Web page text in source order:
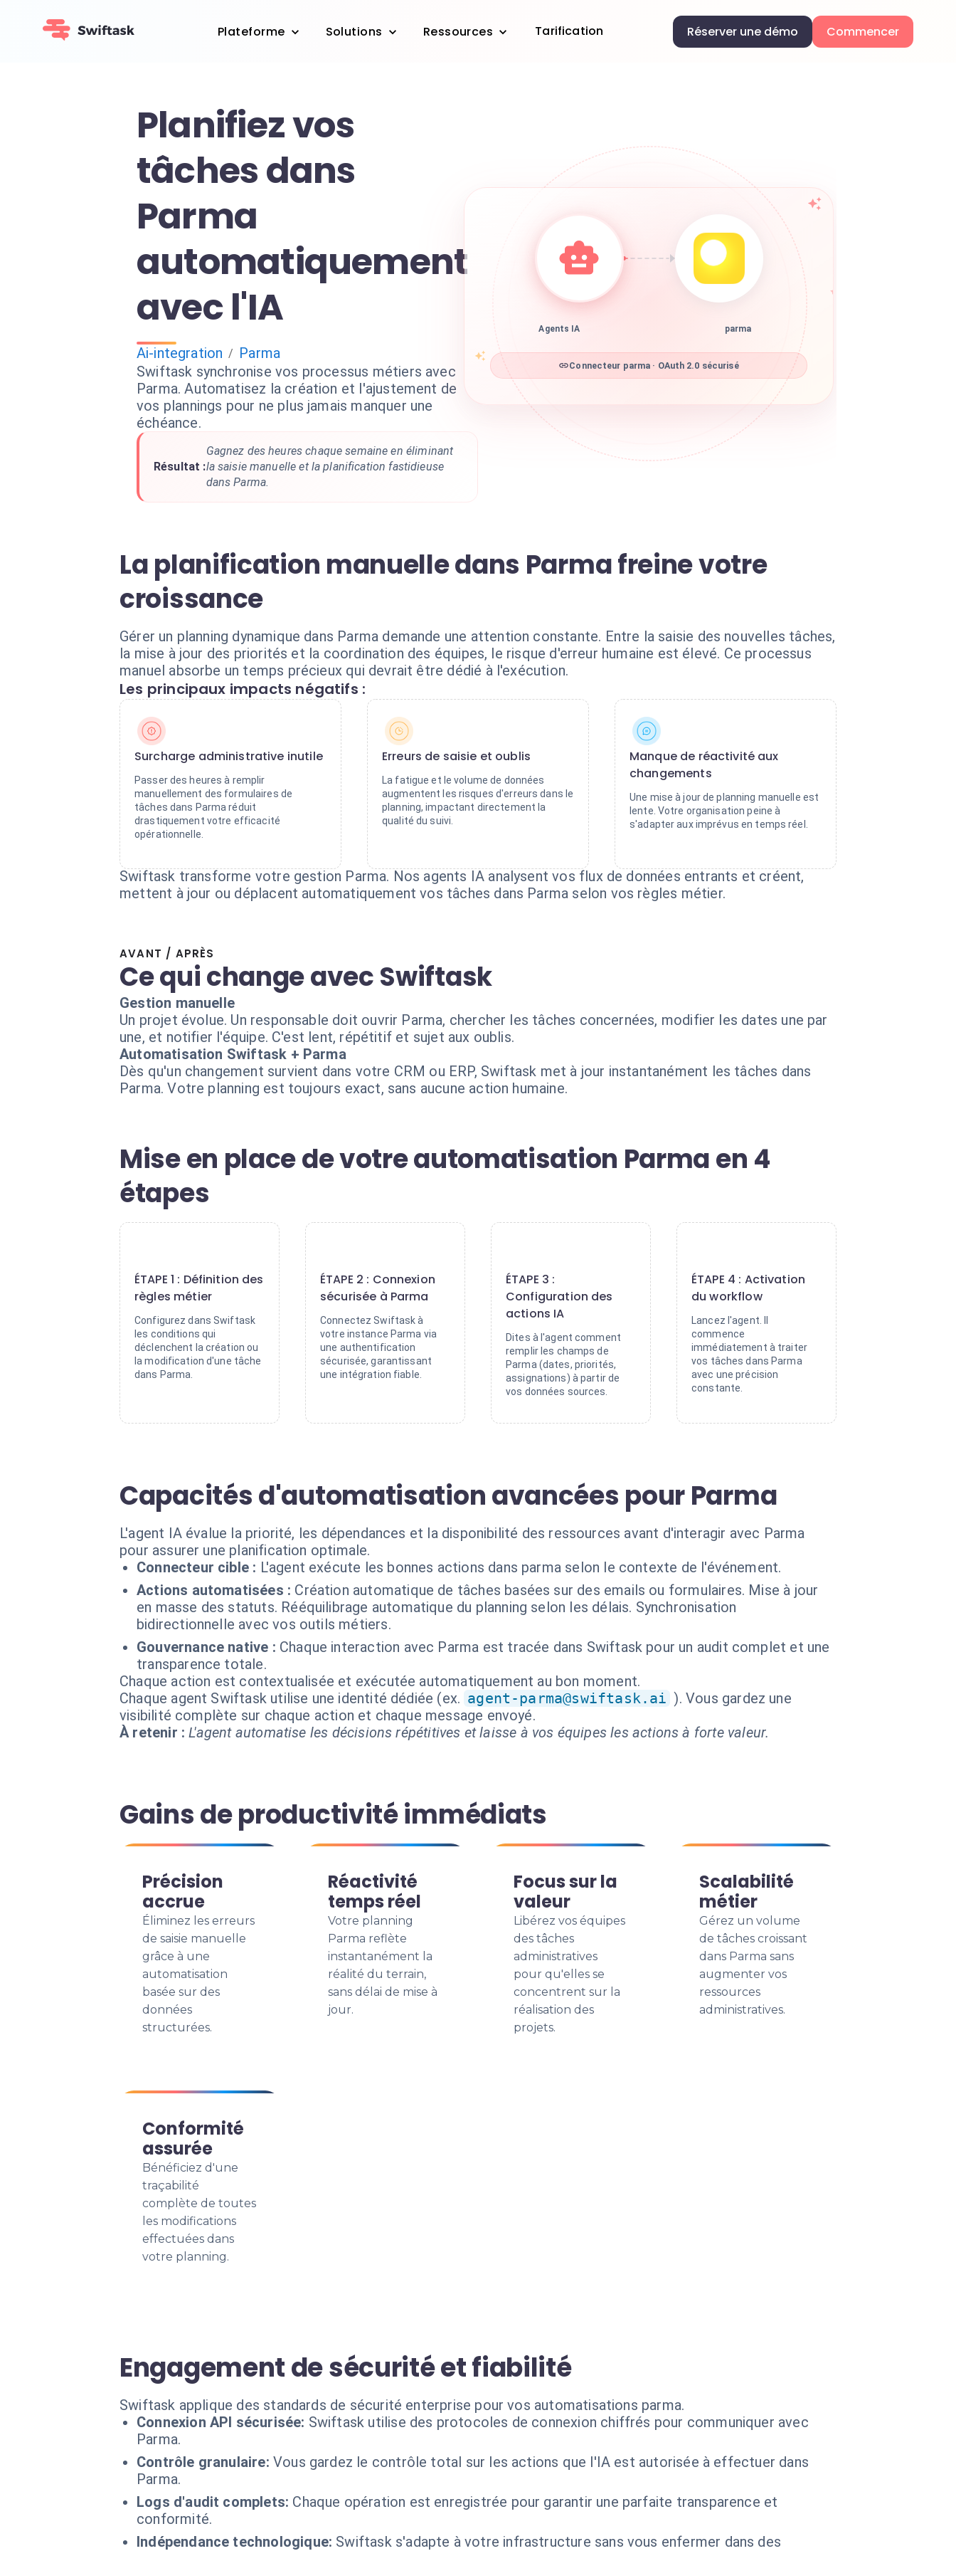
Plateforme Solutions Ressources Tarification Réserver une démo Commencer
Planifiez vos
tâches dans
Parma
automatiquement
avec l'IA
Ai-integration / Parma
Swiftask synchronise vos processus métiers avec
Parma. Automatisez la création et l'ajustement de
vos plannings pour ne plus jamais manquer une
échéance.
Résultat :
Gagnez des heures chaque semaine en éliminant
la saisie manuelle et la planification fastidieuse
dans Parma.
Agents IA parma
Connecteur parma · OAuth 2.0 sécurisé
La planification manuelle dans Parma freine votre
croissance
Gérer un planning dynamique dans Parma demande une attention constante. Entre la saisie des nouvelles tâches,
la mise à jour des priorités et la coordination des équipes, le risque d'erreur humaine est élevé. Ce processus
manuel absorbe un temps précieux qui devrait être dédié à l'exécution.
Les principaux impacts négatifs :
Surcharge administrative inutile
Passer des heures à remplir
manuellement des formulaires de
tâches dans Parma réduit
drastiquement votre efficacité
opérationnelle.
Erreurs de saisie et oublis
La fatigue et le volume de données
augmentent les risques d'erreurs dans le
planning, impactant directement la
qualité du suivi.
Manque de réactivité aux
changements
Une mise à jour de planning manuelle est
lente. Votre organisation peine à
s'adapter aux imprévus en temps réel.
Swiftask transforme votre gestion Parma. Nos agents IA analysent vos flux de données entrants et créent,
mettent à jour ou déplacent automatiquement vos tâches dans Parma selon vos règles métier.
AVANT / APRÈS
Ce qui change avec Swiftask
Gestion manuelle
Un projet évolue. Un responsable doit ouvrir Parma, chercher les tâches concernées, modifier les dates une par
une, et notifier l'équipe. C'est lent, répétitif et sujet aux oublis.
Automatisation Swiftask + Parma
Dès qu'un changement survient dans votre CRM ou ERP, Swiftask met à jour instantanément les tâches dans
Parma. Votre planning est toujours exact, sans aucune action humaine.
Mise en place de votre automatisation Parma en 4
étapes
ÉTAPE 1 : Définition des
règles métier
Configurez dans Swiftask
les conditions qui
déclenchent la création ou
la modification d'une tâche
dans Parma.
ÉTAPE 2 : Connexion
sécurisée à Parma
Connectez Swiftask à
votre instance Parma via
une authentification
sécurisée, garantissant
une intégration fiable.
ÉTAPE 3 :
Configuration des
actions IA
Dites à l'agent comment
remplir les champs de
Parma (dates, priorités,
assignations) à partir de
vos données sources.
ÉTAPE 4 : Activation
du workflow
Lancez l'agent. Il
commence
immédiatement à traiter
vos tâches dans Parma
avec une précision
constante.
Capacités d'automatisation avancées pour Parma
L'agent IA évalue la priorité, les dépendances et la disponibilité des ressources avant d'interagir avec Parma
pour assurer une planification optimale.
Connecteur cible : L'agent exécute les bonnes actions dans parma selon le contexte de l'événement.
Actions automatisées : Création automatique de tâches basées sur des emails ou formulaires. Mise à jour
en masse des statuts. Rééquilibrage automatique du planning selon les délais. Synchronisation
bidirectionnelle avec vos outils métiers.
Gouvernance native : Chaque interaction avec Parma est tracée dans Swiftask pour un audit complet et une
transparence totale.
Chaque action est contextualisée et exécutée automatiquement au bon moment.
Chaque agent Swiftask utilise une identité dédiée (ex. agent-parma@swiftask.ai ). Vous gardez une
visibilité complète sur chaque action et chaque message envoyé.
À retenir : L'agent automatise les décisions répétitives et laisse à vos équipes les actions à forte valeur.
Gains de productivité immédiats
Précision
accrue
Éliminez les erreurs
de saisie manuelle
grâce à une
automatisation
basée sur des
données
structurées.
Réactivité
temps réel
Votre planning
Parma reflète
instantanément la
réalité du terrain,
sans délai de mise à
jour.
Focus sur la
valeur
Libérez vos équipes
des tâches
administratives
pour qu'elles se
concentrent sur la
réalisation des
projets.
Scalabilité
métier
Gérez un volume
de tâches croissant
dans Parma sans
augmenter vos
ressources
administratives.
Conformité
assurée
Bénéficiez d'une
traçabilité
complète de toutes
les modifications
effectuées dans
votre planning.
Engagement de sécurité et fiabilité
Swiftask applique des standards de sécurité enterprise pour vos automatisations parma.
Connexion API sécurisée: Swiftask utilise des protocoles de connexion chiffrés pour communiquer avec
Parma.
Contrôle granulaire: Vous gardez le contrôle total sur les actions que l'IA est autorisée à effectuer dans
Parma.
Logs d'audit complets: Chaque opération est enregistrée pour garantir une parfaite transparence et
conformité.
Indépendance technologique: Swiftask s'adapte à votre infrastructure sans vous enfermer dans des